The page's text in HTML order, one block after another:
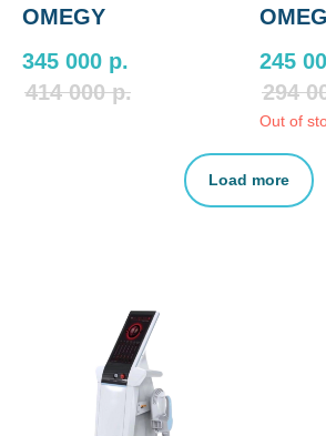
OMEGY
345 000 р.
414 000 р.
245
294
Out of
Load more